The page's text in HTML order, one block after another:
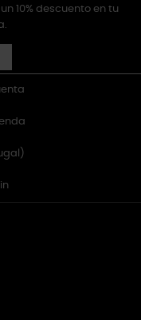
10% descuento en tu